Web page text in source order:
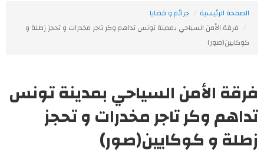
الصفحة الرئيسية
جرائم و قضايا
فرقة الأمن السياحي بمدينة تونس تداهم وكر تاجر مخدرات و تحجز زطلة و
كوكايين‎‎(صور)
فرقة الأمن السياحي بمدينة تونس
تداهم وكر تاجر مخدرات و تحجز
زطلة و كوكايين‎‎(صور)